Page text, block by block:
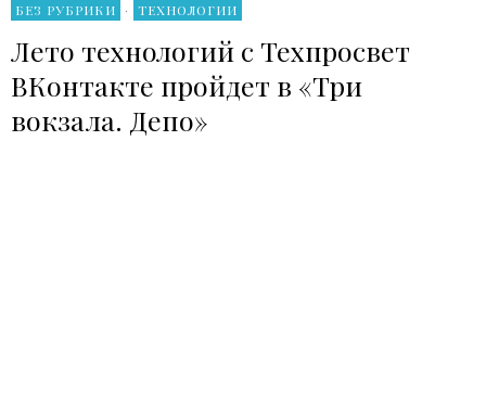
БЕЗ РУБРИКИ · ТЕХНОЛОГИИ
Лето технологий с Техпросвет
ВКонтакте пройдет в «Три
вокзала. Депо»